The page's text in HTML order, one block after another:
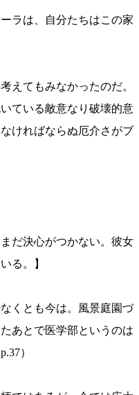
ラは、自分たちはこの家
えてもみなかったのだ。
ている敵意なり破壊的意
ければならぬ厄介さがブ
だ決心がつかない。彼女
る。】
くとも今は。風景庭園づ
あとで医学部というのは
）